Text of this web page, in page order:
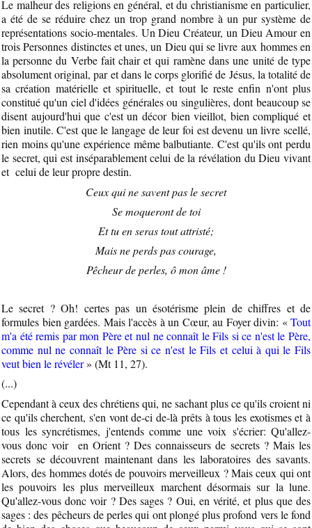
Le malheur des religions en général, et du christianisme en particulier,
a été de se réduire chez un trop grand nombre à un pur système de
représentations socio-mentales. Un Dieu Créateur, un Dieu Amour en
trois Personnes distinctes et unes, un Dieu qui se livre aux hommes en
la personne du Verbe fait chair et qui ramène dans une unité de type
absolument original, par et dans le corps glorifié de Jésus, la totalité de
sa création matérielle et spirituelle, et tout le reste enfin n'ont plus
constitué qu'un ciel d'idées générales ou singulières, dont beaucoup se
disent aujourd'hui que c'est un décor bien vieillot, bien compliqué et
bien inutile. C'est que le langage de leur foi est devenu un livre scellé,
rien moins qu'une expérience même balbutiante. C'est qu'ils ont perdu
le secret, qui est inséparablement celui de la révélation du Dieu vivant
et celui de leur propre destin.
Ceux qui ne savent pas le secret
Se moqueront de toi
Et tu en seras tout attristé;
Mais ne perds pas courage,
Pêcheur de perles, ô mon âme !
Le secret ? Oh! certes pas un ésotérisme plein de chiffres et de
formules bien gardées. Mais l'accès à un Cœur, au Foyer divin: «Tout
m'a été remis par mon Père et nul ne connaît le Fils si ce n'est le Père,
comme nul ne connaît le Père si ce n'est le Fils et celui à qui le Fils
veut bien le révéler» (Mt 11, 27).
(...)
Cependant à ceux des chrétiens qui, ne sachant plus ce qu'ils croient ni
ce qu'ils cherchent, s'en vont de-ci de-là prêts à tous les exotismes et à
tous les syncrétismes, j'entends comme une voix s'écrier: Qu'allez-
vous donc voir en Orient ? Des connaisseurs de secrets ? Mais les
secrets se découvrent maintenant dans les laboratoires des savants.
Alors, des hommes dotés de pouvoirs merveilleux ? Mais ceux qui ont
les pouvoirs les plus merveilleux marchent désormais sur la lune.
Qu'allez-vous donc voir ? Des sages ? Oui, en vérité, et plus que des
sages : des pêcheurs de perles qui ont plongé plus profond vers le fond